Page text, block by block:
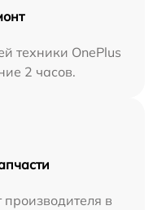
техники OnePlus
2 часов.
производителя в